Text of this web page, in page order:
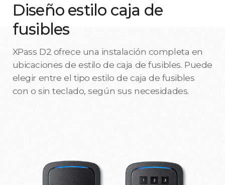
Diseño estilo caja de
fusibles
XPass D2 ofrece una instalación completa en
ubicaciones de estilo de caja de fusibles. Puede
elegir entre el tipo estilo de caja de fusibles
con o sin teclado, según sus necesidades.